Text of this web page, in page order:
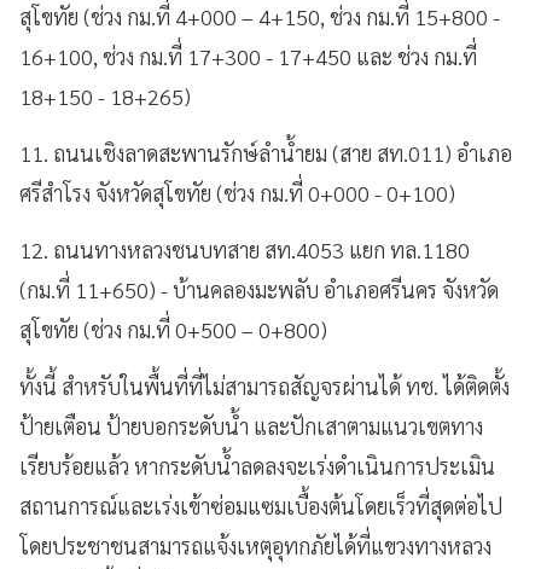
สุโขทัย (ช่วง กม.ที่ 4+000 – 4+150, ช่วง กม.ที่ 15+800 -
16+100, ช่วง กม.ที่ 17+300 - 17+450 และ ช่วง กม.ที่
18+150 - 18+265)
11. ถนนเชิงลาดสะพานรักษ์ลำน้ำยม (สาย สท.011) อำเภอ
ศรีสำโรง จังหวัดสุโขทัย (ช่วง กม.ที่ 0+000 - 0+100)
12. ถนนทางหลวงชนบทสาย สท.4053 แยก ทล.1180
(กม.ที่ 11+650) - บ้านคลองมะพลับ อำเภอศรีนคร จังหวัด
สุโขทัย (ช่วง กม.ที่ 0+500 – 0+800)
ทั้งนี้ สำหรับในพื้นที่ที่ไม่สามารถสัญจรผ่านได้ ทช. ได้ติดตั้ง
ป้ายเตือน ป้ายบอกระดับน้ำ และปักเสาตามแนวเขตทาง
เรียบร้อยแล้ว หากระดับน้ำลดลงจะเร่งดำเนินการประเมิน
สถานการณ์และเร่งเข้าซ่อมแซมเบื้องต้นโดยเร็วที่สุดต่อไป
โดยประชาชนสามารถแจ้งเหตุอุทกภัยได้ที่แขวงทางหลวง